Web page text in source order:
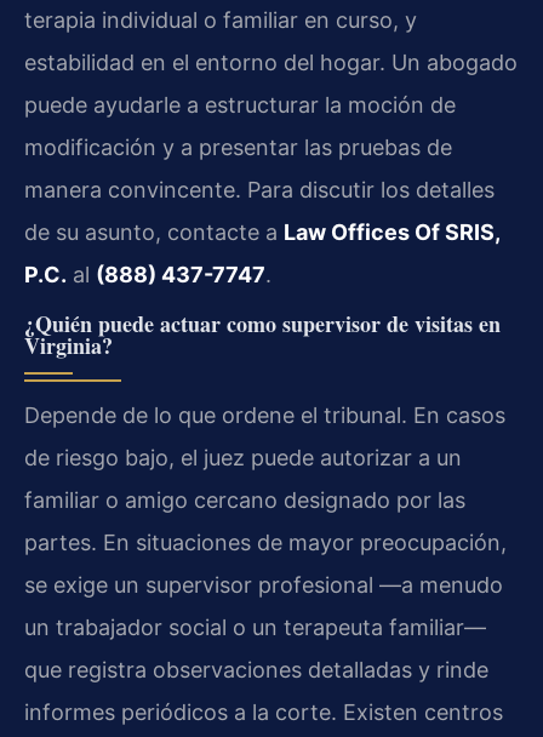
terapia individual o familiar en curso, y
estabilidad en el entorno del hogar. Un abogado
puede ayudarle a estructurar la moción de
modificación y a presentar las pruebas de
manera convincente. Para discutir los detalles
de su asunto, contacte a Law Offices Of SRIS,
P.C. al (888) 437-7747.
¿Quién puede actuar como supervisor de visitas en
Virginia?
Depende de lo que ordene el tribunal. En casos
de riesgo bajo, el juez puede autorizar a un
familiar o amigo cercano designado por las
partes. En situaciones de mayor preocupación,
se exige un supervisor profesional —a menudo
un trabajador social o un terapeuta familiar—
que registra observaciones detalladas y rinde
informes periódicos a la corte. Existen centros